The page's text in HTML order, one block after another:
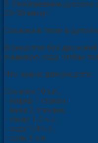
5. Разогреваем духовку
25-30 минут
Сосиски в тесте в
В рецептах без
пищевую соду, чтобы
Что нужно для рецепта:
Сосиски 10 шт.;
- кефир 1 стакан;
- мука 2 стакана;
- сахар 1-2 ч.л.;
- сода 1/4 ч.л.;
- соль 1 ч.л.